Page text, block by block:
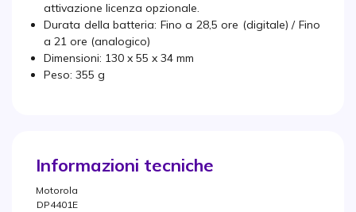
attivazione licenza opzionale.
Durata della batteria: Fino a 28,5 ore (digitale) / Fino
a 21 ore (analogico)
Dimensioni: 130 x 55 x 34 mm
Peso: 355 g
Informazioni tecniche
Motorola
DP4401E